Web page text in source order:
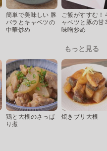
簡単で美味しい 豚
バラとキャベツの
中華炒め
ご飯がすすむ！
ャベツと豚の甘
味噌炒め
もっと見る
鶏と大根のさっぱ
り煮
焼きブリ大根